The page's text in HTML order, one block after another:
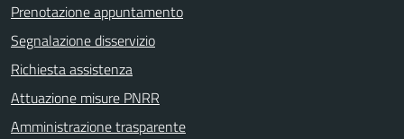
Prenotazione appuntamento
Segnalazione disservizio
Richiesta assistenza
Attuazione misure PNRR
Amministrazione trasparente